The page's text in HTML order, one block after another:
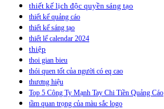
thiết kế lịch độc quyền sáng tạo
thiết kế quảng cáo
thiết kế sáng tạo
thiết lế calendar 2024
thiệp
thoi gian bieu
thói quen tốt của người có eq cao
thương hiệu
Top 5 Công Ty Mạnh Tay Chi Tiền Quảng Cáo
tầm quan trọng của màu sắc logo